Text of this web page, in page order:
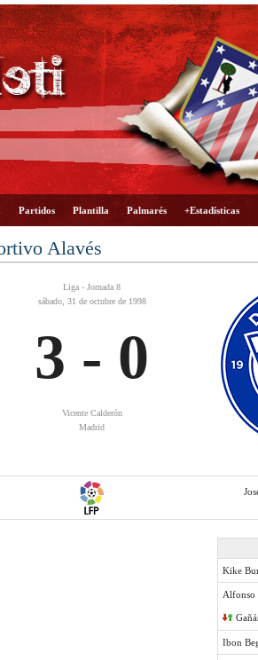
Partidos Plantilla Palmarés +Estadísticas
Alavés
Liga - Jornada 8
sábado, 31 de octubre de 1998
3 - 0
Vicente Calderón
Madrid
Kike
Alfonso
Ibon